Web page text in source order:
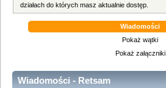
działach do których masz aktualnie dostęp.
Wiadomości
Pokaż wątki
Pokaż załączniki
Wiadomości - Retsam